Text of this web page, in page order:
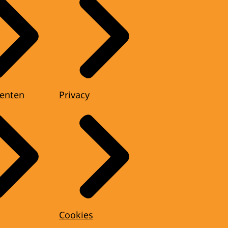
Privacy
Cookies